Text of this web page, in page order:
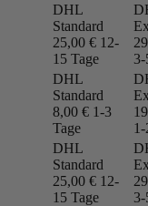
DHL
Standard
25,00 € 12-
15 Tage
3-
DHL
Standard
8,00 € 1-3
Tage
1-
DHL
Standard
25,00 € 12-
15 Tage
3-